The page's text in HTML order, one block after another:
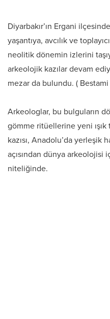
Diyarbakır’ın Ergani
yaşantıya, avcılık ve
neolitik dönemin izlerini
arkeolojik kazılar devam
mezar da bulundu. (
Arkeologlar, bu bulguların
gömme ritüellerine yeni ışık
kazısı, Anadolu’da yerleşik
açısından dünya arkeolojisi
niteliğinde.